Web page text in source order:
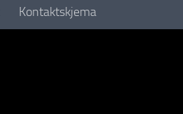
Kontaktskjema